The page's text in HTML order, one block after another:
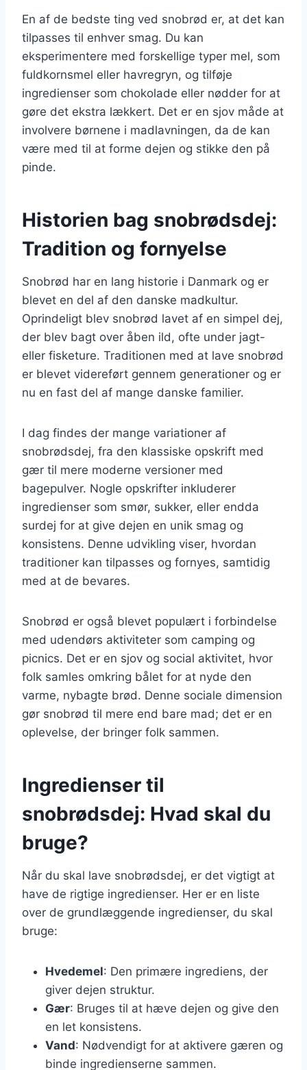
En af de bedste ting ved snobrød er, at det kan
tilpasses til enhver smag. Du kan
eksperimentere med forskellige typer mel, som
fuldkornsmel eller havregryn, og tilføje
ingredienser som chokolade eller nødder for at
gøre det ekstra lækkert. Det er en sjov måde at
involvere børnene i madlavningen, da de kan
være med til at forme dejen og stikke den på
pinde.
Historien bag snobrødsdej:
Tradition og fornyelse
Snobrød har en lang historie i Danmark og er
blevet en del af den danske madkultur.
Oprindeligt blev snobrød lavet af en simpel dej,
der blev bagt over åben ild, ofte under jagt-
eller fisketure. Traditionen med at lave snobrød
er blevet videreført gennem generationer og er
nu en fast del af mange danske familier.
I dag findes der mange variationer af
snobrødsdej, fra den klassiske opskrift med
gær til mere moderne versioner med
bagepulver. Nogle opskrifter inkluderer
ingredienser som smør, sukker, eller endda
surdej for at give dejen en unik smag og
konsistens. Denne udvikling viser, hvordan
traditioner kan tilpasses og fornyes, samtidig
med at de bevares.
Snobrød er også blevet populært i forbindelse
med udendørs aktiviteter som camping og
picnics. Det er en sjov og social aktivitet, hvor
folk samles omkring bålet for at nyde den
varme, nybagte brød. Denne sociale dimension
gør snobrød til mere end bare mad; det er en
oplevelse, der bringer folk sammen.
Ingredienser til
snobrødsdej: Hvad skal du
bruge?
Når du skal lave snobrødsdej, er det vigtigt at
have de rigtige ingredienser. Her er en liste
over de grundlæggende ingredienser, du skal
bruge:
Hvedemel: Den primære ingrediens, der
giver dejen struktur.
Gær: Bruges til at hæve dejen og give den
en let konsistens.
Vand: Nødvendigt for at aktivere gæren og
binde ingredienserne sammen.